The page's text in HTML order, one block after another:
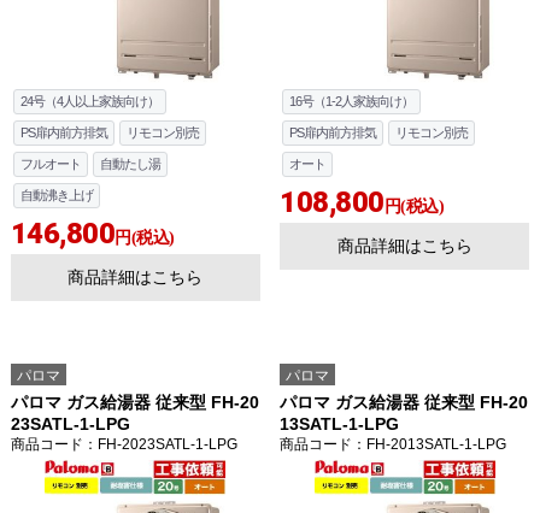
24号（4人以上家族向け）
PS扉内前方排気 リモコン別売
フルオート 自動たし湯
自動沸き上げ
146,800円(税込)
商品詳細はこちら
16号（1-2人家族向け）
PS扉内前方排気 リモコン別売
オート
108,800 円(税込)
商品詳細はこちら
パロマ
パロマ ガス給湯器 従来型 FH-20
23SATL-1-LPG
商品コード ：FH-2023SATL-1-LPG
パロマ
パロマ ガス給湯器 従来型 FH-20
13SATL-1-LPG
商品コード ：FH-2013SATL-1-LPG